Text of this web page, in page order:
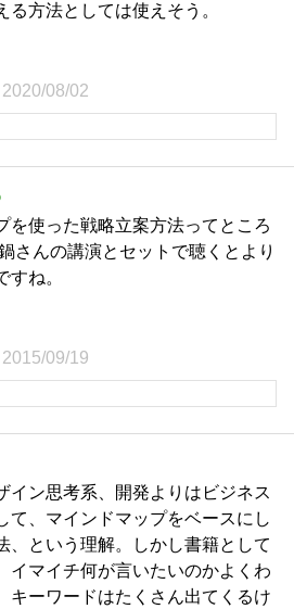
る方法としては使えそう。
2020/08/02
を使った戦略立案方法ってところ
さんの講演とセットで聴くとより
すね。
2015/09/19
イン思考系、開発よりはビジネス
て、マインドマップをベースにし
、という理解。しかし書籍として
イマイチ何が言いたいのかよくわ
キーワードはたくさん出てくるけ